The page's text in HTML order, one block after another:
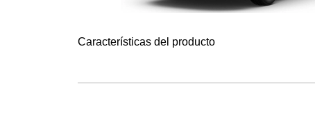
Características del producto